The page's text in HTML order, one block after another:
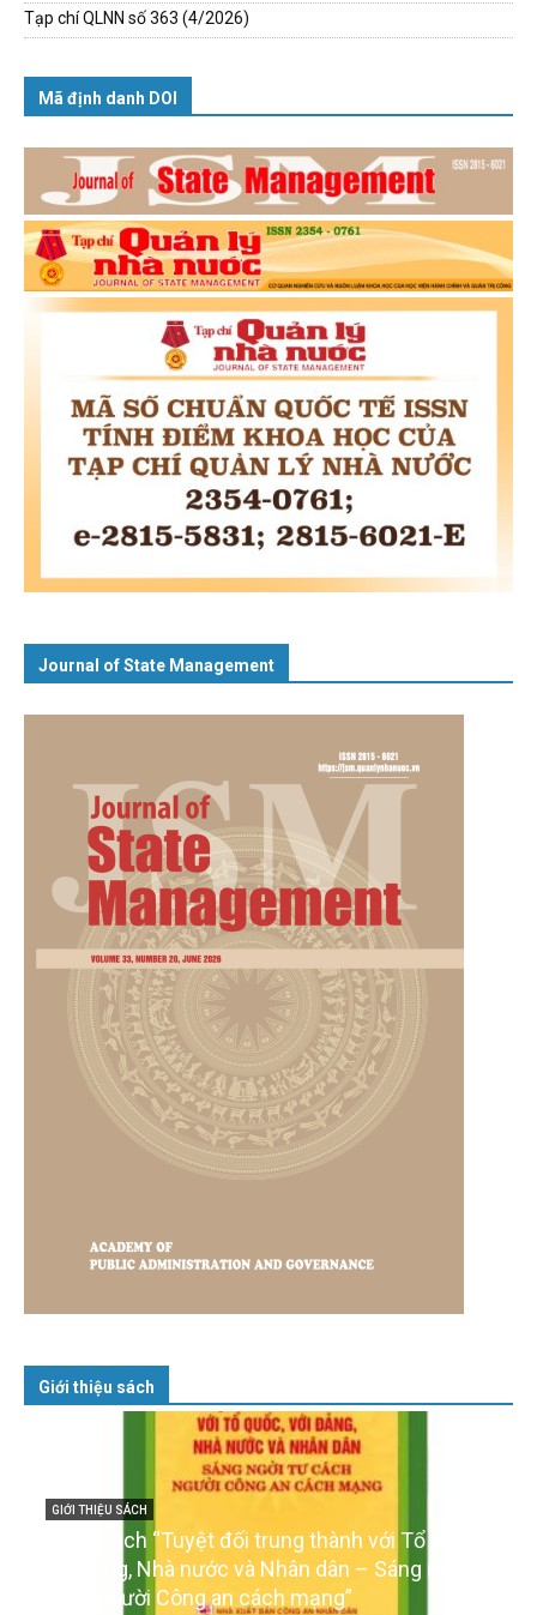
Tạp chí QLNN số 363 (4/2026)
Mã định danh DOI
Journal of State Management
Giới thiệu sách
GIỚI THIỆU SÁCH
Cuốn sách “Tuyệt đối trung thành với Tổ quốc,
với Đảng, Nhà nước và Nhân dân – Sáng ngời tư
cách người Công an cách mạng”